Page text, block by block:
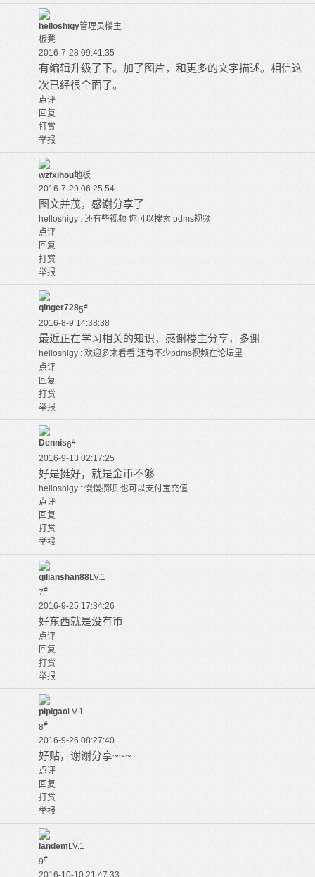
helloshigy管理员楼主
板凳
2016-7-28 09:41:35
有编辑升级了下。加了图片，和更多的文字描述。相信这
次已经很全面了。
点评
回复
打赏
举报
wzfxihou地板
2016-7-29 06:25:54
图文并茂，感谢分享了
helloshigy : 还有些视频 你可以搜索 pdms视频
点评
回复
打赏
举报
qinger7285#
2016-8-9 14:38:38
最近正在学习相关的知识，感谢楼主分享，多谢
helloshigy : 欢迎多来看看 还有不少pdms视频在论坛里
点评
回复
打赏
举报
Dennis6#
2016-9-13 02:17:25
好是挺好，就是金币不够
helloshigy : 慢慢攒呗 也可以支付宝充值
点评
回复
打赏
举报
qilianshan88LV.1
7#
2016-9-25 17:34:26
好东西就是没有币
点评
回复
打赏
举报
pipigaoLV.1
8#
2016-9-26 08:27:40
好贴，谢谢分享~~~
点评
回复
打赏
举报
landem LV.1
9#
2016-10-10 21:47:33